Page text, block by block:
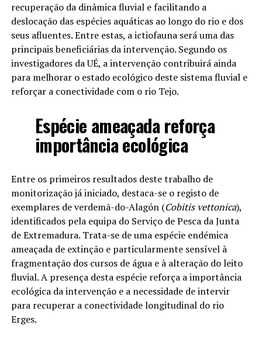
recuperação da dinâmica fluvial e facilitando a
deslocação das espécies aquáticas ao longo do rio e dos
seus afluentes. Entre estas, a ictiofauna será uma das
principais beneficiárias da intervenção. Segundo os
investigadores da UÉ, a intervenção contribuirá ainda
para melhorar o estado ecológico deste sistema fluvial e
reforçar a conectividade com o rio Tejo.
Espécie ameaçada reforça
importância ecológica
Entre os primeiros resultados deste trabalho de
monitorização já iniciado, destaca-se o registo de
exemplares de verdemã-do-Alagón (Cobitis vettonica),
identificados pela equipa do Serviço de Pesca da Junta
de Extremadura. Trata-se de uma espécie endémica
ameaçada de extinção e particularmente sensível à
fragmentação dos cursos de água e à alteração do leito
fluvial. A presença desta espécie reforça a importância
ecológica da intervenção e a necessidade de intervir
para recuperar a conectividade longitudinal do rio
Erges.